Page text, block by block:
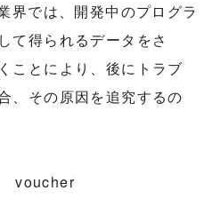
界では、開発中のプログラ
て得られるデータをさ
ことにより、後にトラブ
、その原因を追究するの
voucher